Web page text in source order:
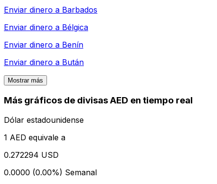
Enviar dinero a Barbados
Enviar dinero a Bélgica
Enviar dinero a Benín
Enviar dinero a Bután
Mostrar más
Más gráficos de divisas AED en tiempo real
Dólar estadounidense
1 AED equivale a
0.272294 USD
0.0000 (0.00%) Semanal